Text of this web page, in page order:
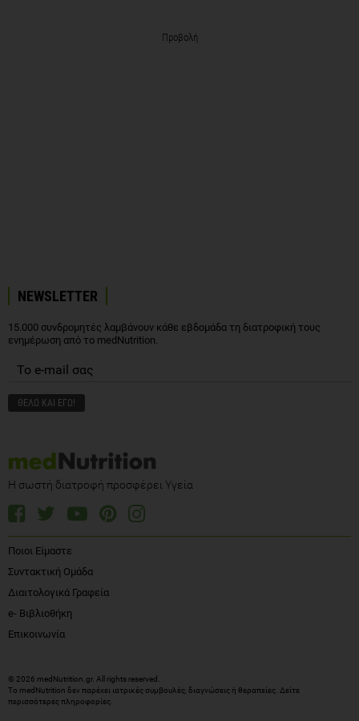
Προβολή
NEWSLETTER
15.000 συνδρομητές λαμβάνουν κάθε εβδομάδα τη διατροφική τους
ενημέρωση από το medNutrition.
Η σωστή διατροφή προσφέρει Υγεία
Ποιοι Είμαστε
Συντακτική Ομάδα
Διαιτολογικά Γραφεία
e- Βιβλιοθήκη
Επικοινωνία
© 2026 medNutrition.gr. All rights reserved.
Το medNutrition δεν παρέχει ιατρικές συμβουλές, διαγνώσεις ή θεραπείες. Δείτε
περισσότερες πληροφορίες